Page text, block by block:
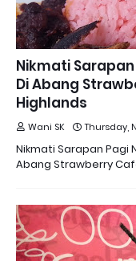
Nikmati
Di Abang
Highlands
Wani SK Thursday,
Nikmati Sarapan Pagi
Abang Strawberry